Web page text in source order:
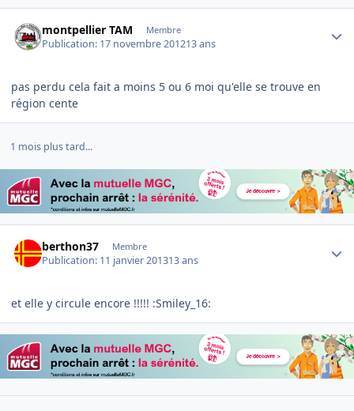
montpellier TAM Membre
Publication: 17 novembre 201213 ans
pas perdu cela fait a moins 5 ou 6 moi qu'elle se trouve en
région cente
1 mois plus tard...
berthon37 Membre
Publication: 11 janvier 201313 ans
et elle y circule encore !!!!! :Smiley_16: